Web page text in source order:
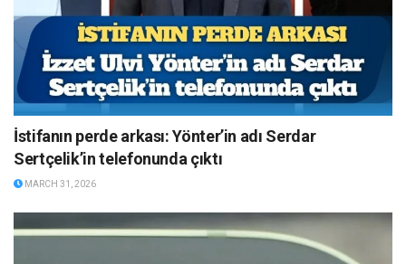
İstifanın perde arkası: Yönter’in adı Serdar
Sertçelik’in telefonunda çıktı
MARCH 31, 2026